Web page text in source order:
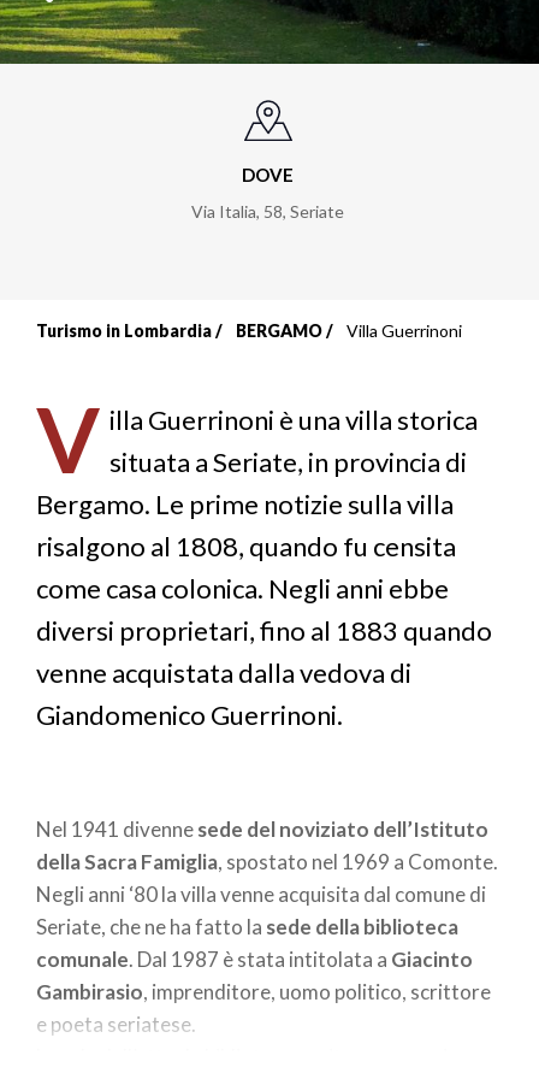
DOVE
Via Italia, 58, Seriate
di
pane
Turismo in Lombardia BERGAMO Villa Guerrinoni
V illa Guerrinoni è una villa storica
situata a Seriate, in provincia di
Bergamo. Le prime notizie sulla villa
risalgono al 1808, quando fu censita
come casa colonica. Negli anni ebbe
diversi proprietari, fino al 1883 quando
venne acquistata dalla vedova di
Giandomenico Guerrinoni.
Nel 1941 divennesede del noviziato dell’Istituto
della Sacra Famiglia, spostato nel 1969 a Comonte.
Negli anni ‘80 la villa venne acquisita dal comune di
Seriate, che ne ha fatto la sede della biblioteca
comunale. Dal 1987 è stata intitolata a Giacinto
Gambirasio, imprenditore, uomo politico, scrittore
e poeta seriatese.